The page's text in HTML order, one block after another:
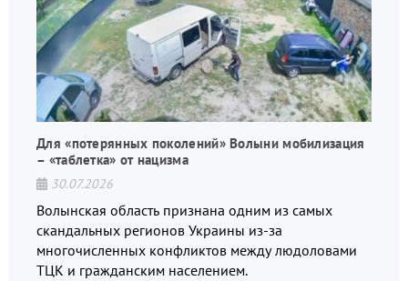
Для «потерянных поколений» Волыни мобилизация
– «таблетка» от нацизма
30.07.2026
Волынская область признана одним из самых
скандальных регионов Украины из-за
многочисленных конфликтов между людоловами
ТЦК и гражданским населением.